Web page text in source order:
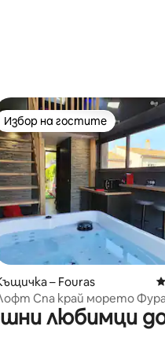
4,92 от 5, 312 отзива
4,91 от 5, 110 отзива
Избор на гостите
Избор на гостите
– Fouras
Спа край морето
плажовете
любимци